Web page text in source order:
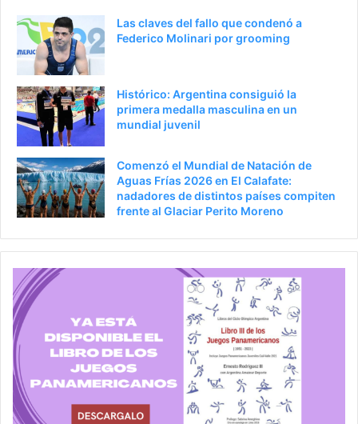
Las claves del fallo que condenó a
Federico Molinari por grooming
Histórico: Argentina consiguió la
primera medalla masculina en un
mundial juvenil
Comenzó el Mundial de Natación de
Aguas Frías 2026 en El Calafate:
nadadores de distintos países compiten
frente al Glaciar Perito Moreno